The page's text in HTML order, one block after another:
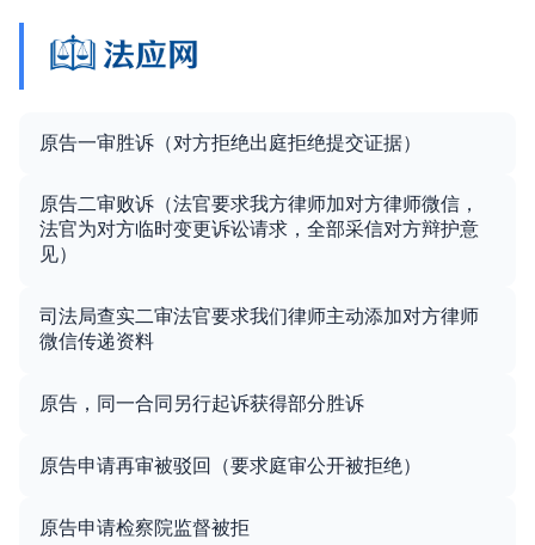
原告一审胜诉（对方拒绝出庭拒绝提交证据）
原告二审败诉（法官要求我方律师加对方律师微信，
法官为对方临时变更诉讼请求，全部采信对方辩护意
见）
司法局查实二审法官要求我们律师主动添加对方律师
微信传递资料
原告，同一合同另行起诉获得部分胜诉
原告申请再审被驳回（要求庭审公开被拒绝）
原告申请检察院监督被拒